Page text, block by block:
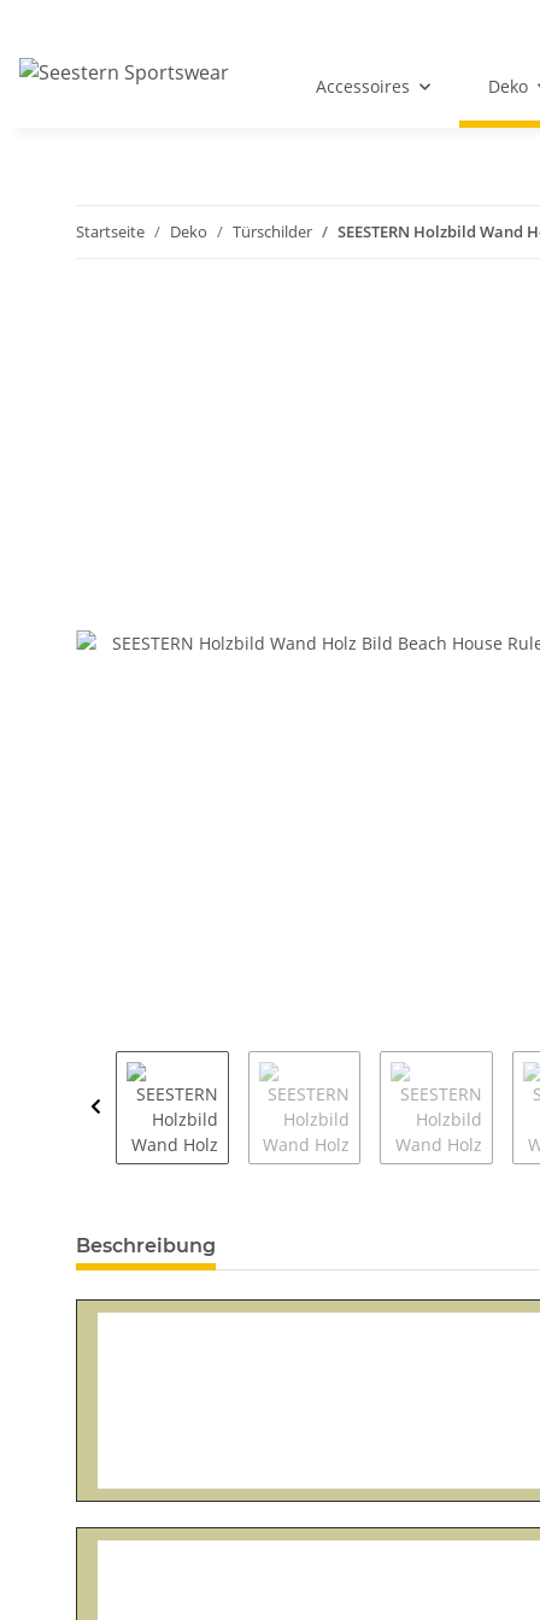
Accessoires Deko
Startseite Deko Türschilder SEESTERN Holzbild Wand
Beschreibung